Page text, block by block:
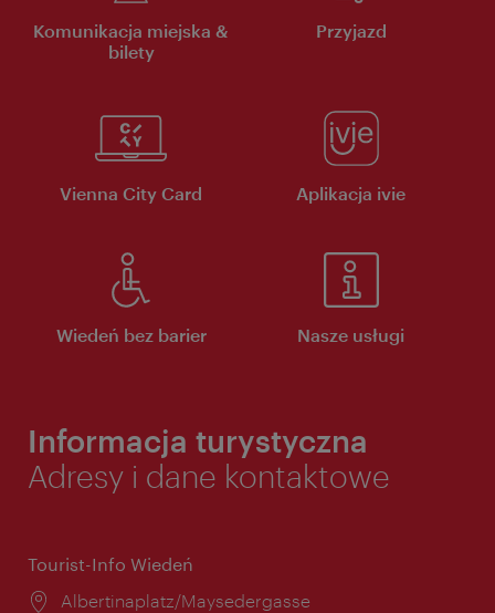
Komunikacja miejska &
bilety
Przyjazd
Vienna City Card Aplikacja ivie
Wiedeń bez barier Nasze usługi
Informacja turystyczna
Adresy i dane kontaktowe
Tourist-Info Wiedeń
Miejsce:
Albertinaplatz/Maysedergasse